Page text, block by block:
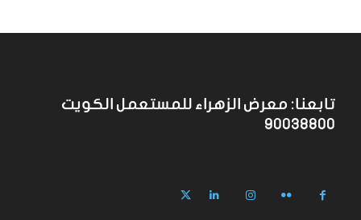
تابعنا: معرض الزهراء للمستعمل الكويت
90038800